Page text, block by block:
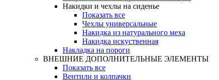
Накидки и чехлы на сиденье
Показать все
Чехлы универсальные
Накидка из натурального меха
Накидка искуственная
Накладка на пороги
ВНЕШНИЕ ДОПОЛНИТЕЛЬНЫЕ ЭЛЕМЕНТЫ
Показать все
Вентили и колпачки